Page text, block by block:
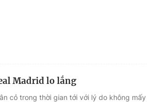
Madrid lo lắng
cỏ trong thời gian tới với lý do không mấy